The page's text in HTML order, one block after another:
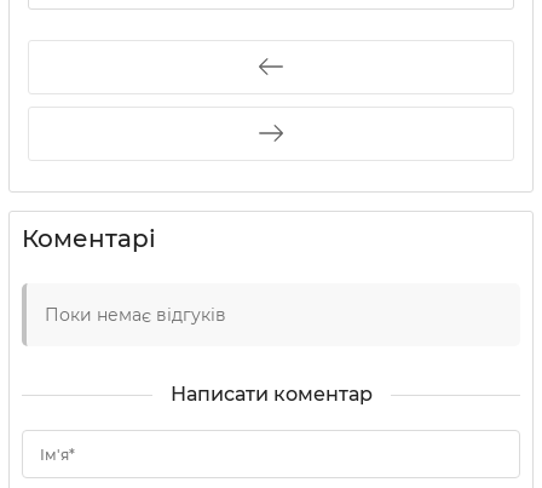
Коментарі
Поки немає відгуків
Написати коментар
Ім'я*